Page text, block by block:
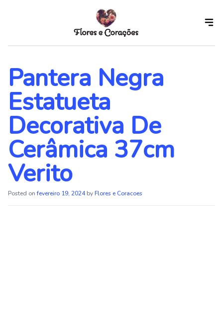
content
Pantera Negra
Estatueta
Decorativa De
Cerâmica 37cm
Verito
Posted onfevereiro 19, 2024 byFlores e Coracoes